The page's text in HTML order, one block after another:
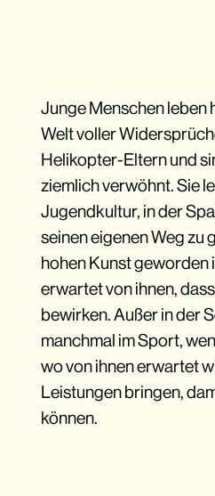
Junge Menschen leben
Welt voller
Helikopter-Eltern und
ziemlich verwöhnt. Sie
Jugendkultur, in der
seinen eigenen Weg zu
hohen Kunst geworden
erwartet von ihnen,
bewirken. Außer in der
manchmal im Sport,
wo von ihnen erwartet
Leistungen bringen,
können.